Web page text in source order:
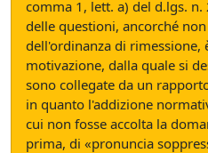
comma 1, lett. a) del d.lgs.
delle questioni, ancorché
dell'ordinanza di rimessione,
motivazione, dalla quale si
sono collegate da un
in quanto l'addizione
cui non fosse accolta la
prima, di «pronuncia